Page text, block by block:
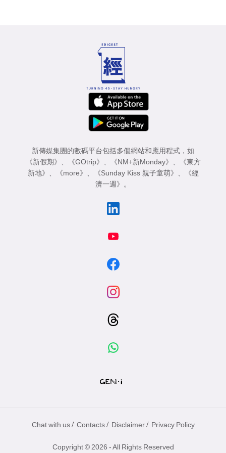
新傳媒集團的數碼平台包括多個網站和應用程式，如
《新假期》
《GOtrip》 《NM+新Monday》
《東方
新地》
《more》 《Sunday Kiss 親子童萌》
《經
濟一週》
。
Chat with us / Contacts / Disclaimer / Privacy Policy
Copyright © 2026 - All Rights Reserved